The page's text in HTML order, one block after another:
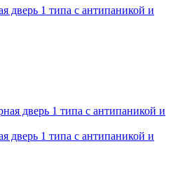
дверь 1 типа с антипаникой и
дверь 1 типа с антипаникой и